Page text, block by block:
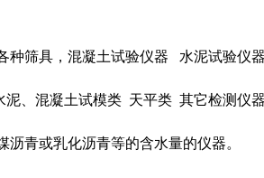
种筛具，混凝土试验仪器 水泥试验仪
泥、混凝土试模类 天平类 其它检测仪器
青或乳化沥青等的含水量的仪器。